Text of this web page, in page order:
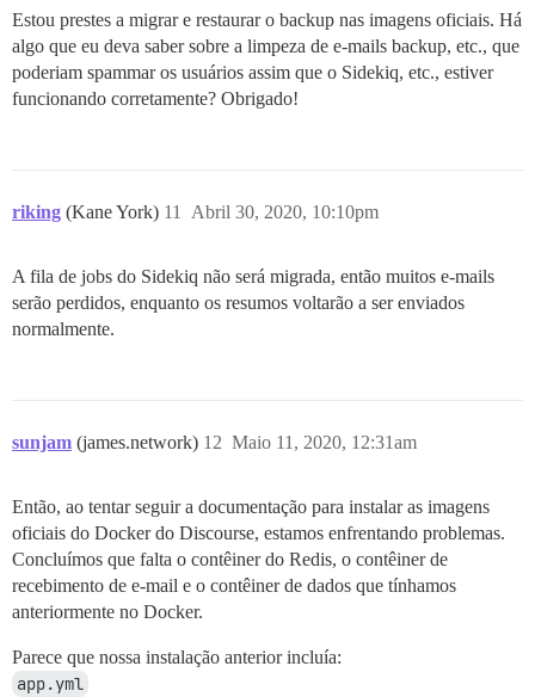
Estou prestes a migrar e restaurar o backup nas imagens oficiais. Há
algo que eu deva saber sobre a limpeza de e-mails backup, etc., que
poderiam spammar os usuários assim que o Sidekiq, etc., estiver
funcionando corretamente? Obrigado!
riking (Kane York) Abril 30, 2020, 10:10pm
11
A fila de jobs do Sidekiq não será migrada, então muitos e-mails
serão perdidos, enquanto os resumos voltarão a ser enviados
normalmente.
sunjam (james.network) Maio 11, 2020, 12:31am
12
Então, ao tentar seguir a documentação para instalar as imagens
oficiais do Docker do Discourse, estamos enfrentando problemas.
Concluímos que falta o contêiner do Redis, o contêiner de
recebimento de e-mail e o contêiner de dados que tínhamos
anteriormente no Docker.
Parece que nossa instalação anterior incluía:
app.yml